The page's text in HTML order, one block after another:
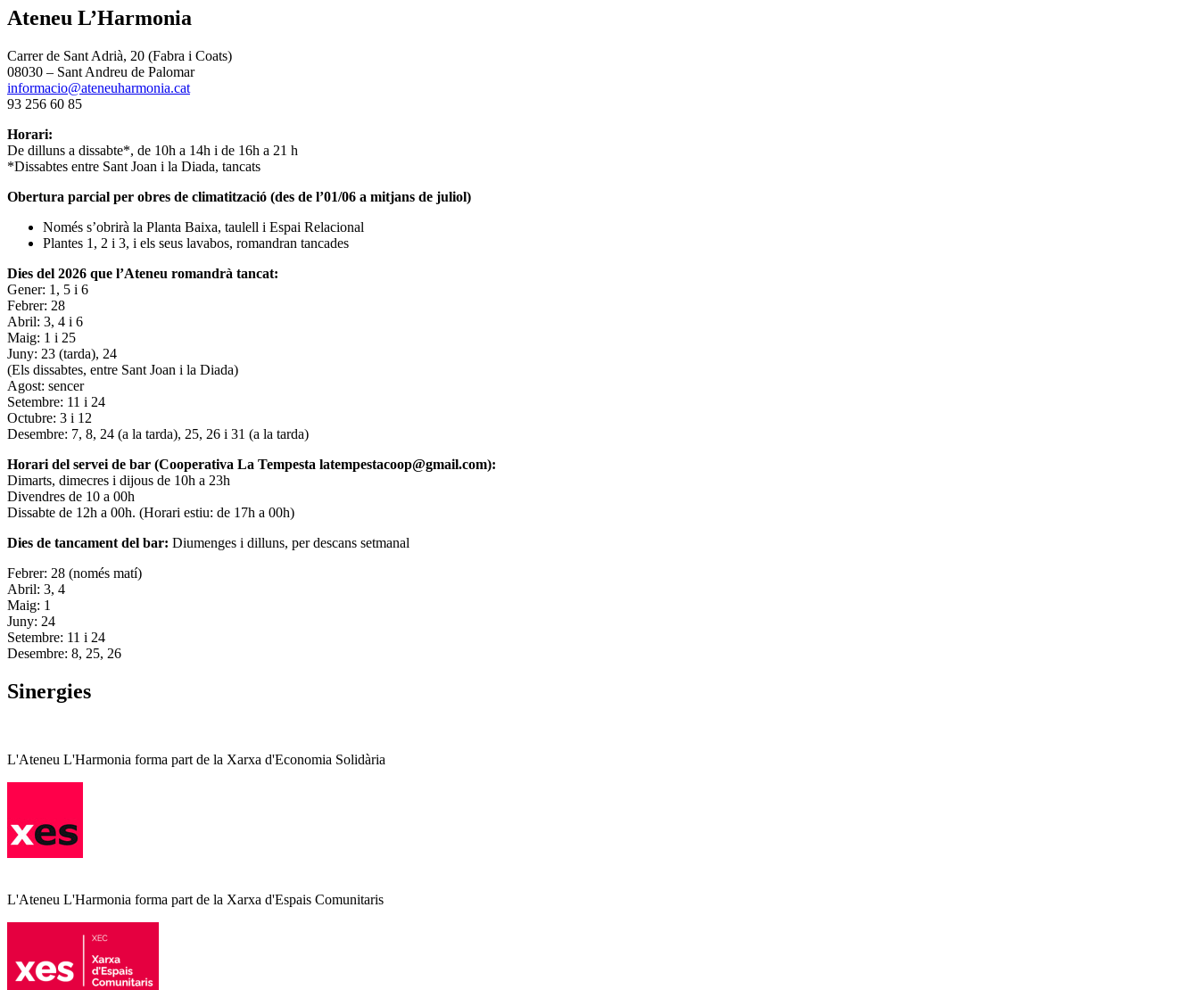
Ateneu L’Harmonia
Carrer de Sant Adrià, 20 (Fabra i Coats)
08030 – Sant Andreu de Palomar
informacio@ateneuharmonia.cat
93 256 60 85
Horari:
De dilluns a dissabte*, de 10h a 14h i de 16h a 21 h
*Dissabtes entre Sant Joan i la Diada, tancats
Obertura parcial per obres de climatització (des de l’01/06 a mitjans de juliol)
Només s’obrirà la Planta Baixa, taulell i Espai Relacional
Plantes 1, 2 i 3, i els seus lavabos, romandran tancades
Dies del 2026 que l’Ateneu romandrà tancat:
Gener: 1, 5 i 6
Febrer: 28
Abril: 3, 4 i 6
Maig: 1 i 25
Juny: 23 (tarda), 24
(Els dissabtes, entre Sant Joan i la Diada)
Agost: sencer
Setembre: 11 i 24
Octubre: 3 i 12
Desembre: 7, 8, 24 (a la tarda), 25, 26 i 31 (a la tarda)
Horari del servei de bar (Cooperativa La Tempesta latempestacoop@gmail.com):
Dimarts, dimecres i dijous de 10h a 23h
Divendres de 10 a 00h
Dissabte de 12h a 00h. (Horari estiu: de 17h a 00h)
Dies de tancament del bar: Diumenges i dilluns, per descans setmanal
Febrer: 28 (només matí)
Abril: 3, 4
Maig: 1
Juny: 24
Setembre: 11 i 24
Desembre: 8, 25, 26
Sinergies
L'Ateneu L'Harmonia forma part de la Xarxa d'Economia Solidària
L'Ateneu L'Harmonia forma part de la Xarxa d'Espais Comunitaris